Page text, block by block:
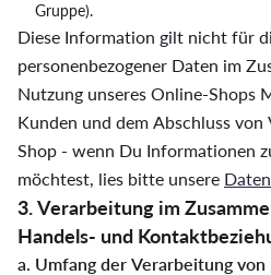
Gruppe).
Diese Information gilt nicht für
personenbezogener Daten im
Nutzung unseres Online-Shops
Kunden und dem Abschluss von
Shop - wenn Du Informationen
möchtest, lies bitte unsere
3. Verarbeitung im
Handels- und
a. Umfang der Verarbeitung